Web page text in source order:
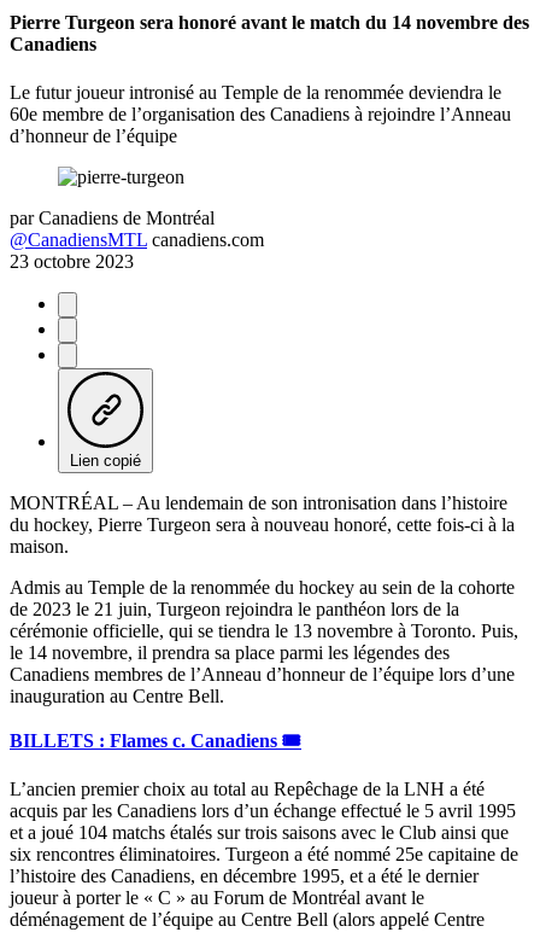
Pierre Turgeon sera honoré avant le match du 14 novembre des
Canadiens
Le futur joueur intronisé au Temple de la renommée deviendra le
60e membre de l’organisation des Canadiens à rejoindre l’Anneau
d’honneur de l’équipe
par Canadiens de Montréal
@CanadiensMTL canadiens.com
23 octobre 2023
Lien copié
MONTRÉAL – Au lendemain de son intronisation dans l’histoire
du hockey, Pierre Turgeon sera à nouveau honoré, cette fois-ci à la
maison.
Admis au Temple de la renommée du hockey au sein de la cohorte
de 2023 le 21 juin, Turgeon rejoindra le panthéon lors de la
cérémonie officielle, qui se tiendra le 13 novembre à Toronto. Puis,
le 14 novembre, il prendra sa place parmi les légendes des
Canadiens membres de l’Anneau d’honneur de l’équipe lors d’une
inauguration au Centre Bell.
BILLETS : Flames c. Canadiens 🎟️
L’ancien premier choix au total au Repêchage de la LNH a été
acquis par les Canadiens lors d’un échange effectué le 5 avril 1995
et a joué 104 matchs étalés sur trois saisons avec le Club ainsi que
six rencontres éliminatoires. Turgeon a été nommé 25e capitaine de
l’histoire des Canadiens, en décembre 1995, et a été le dernier
joueur à porter le « C » au Forum de Montréal avant le
déménagement de l’équipe au Centre Bell (alors appelé Centre